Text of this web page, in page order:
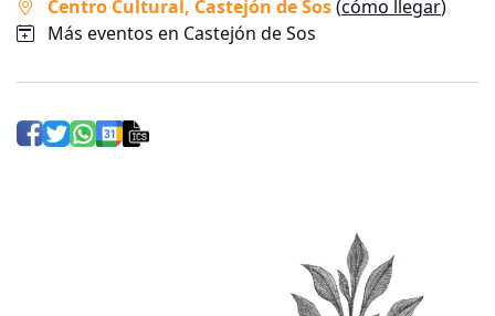
Centro Cultural, Castejón de Sos(cómo llegar)
Más eventos en Castejón de Sos